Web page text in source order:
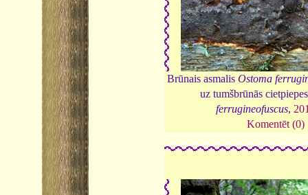
Brūnais asmalis Ostoma
uz tumšbrūnās
ferrugineofuscus,
Komentēt (0)